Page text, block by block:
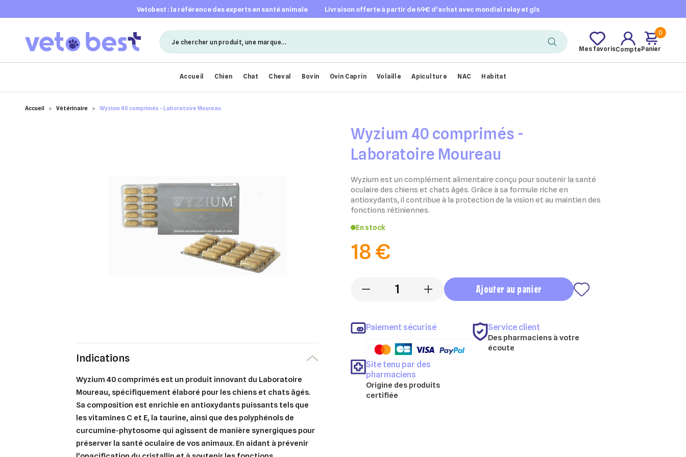
vetobest : la référence des experts en santé animale livraison offerte à partir de 69€ d’achat avec mondial relay et gls
Mes favorisCompte
0
Panier
Accueil Chien Chat Cheval Bovin Ovin Caprin Volaille Apiculture NAC Habitat
Accueil Vétérinaire Wyzium 40 comprimés - Laboratoire Moureau
Wyzium 40 comprimés -
Laboratoire Moureau
Wyzium est un complément alimentaire conçu pour soutenir la santé
oculaire des chiens et chats âgés. Grâce à sa formule riche en
antioxydants, il contribue à la protection de la vision et au maintien des
fonctions rétiniennes.
En stock
18 €
- + Ajouter au panier
Paiement sécurisé Service client
Des pharmaciens à votre
écoute
Site tenu par des
pharmaciens
Origine des produits
certifiée
Indications
Wyzium 40 comprimés est un produit innovant du Laboratoire
Moureau, spécifiquement élaboré pour les chiens et chats âgés.
Sa composition est enrichie en antioxydants puissants tels que
les vitamines C et E, la taurine, ainsi que des polyphénols de
curcumine-phytosome qui agissent de manière synergiques pour
préserver la santé oculaire de vos animaux. En aidant à prévenir